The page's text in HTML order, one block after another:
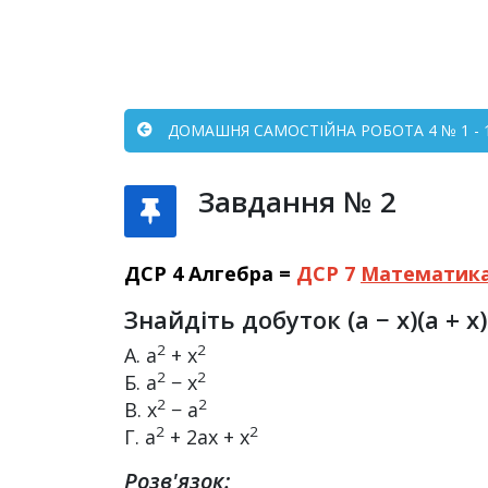
ДОМАШНЯ САМОСТІЙНА РОБОТА 4 № 1 -
Завдання № 2
ДСР 4 Алгебра = ДСР 7
Знайдіть добуток (a − x)(a +
А. a2 + x2
Б. a2 − x2
В. x2 − a2
Г. a2 + 2ax + x2
Розв'язок: